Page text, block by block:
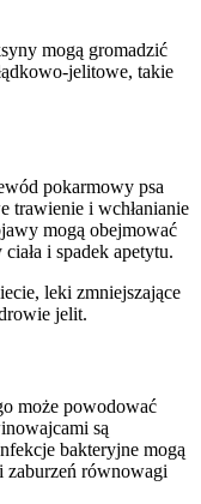
mogą gromadzić
jelitowe, takie
pokarmowy psa
trawienie i wchłanianie
mogą obejmować
i spadek apetytu.
leki zmniejszające
jelit.
może powodować
są
bakteryjne mogą
zaburzeń równowagi